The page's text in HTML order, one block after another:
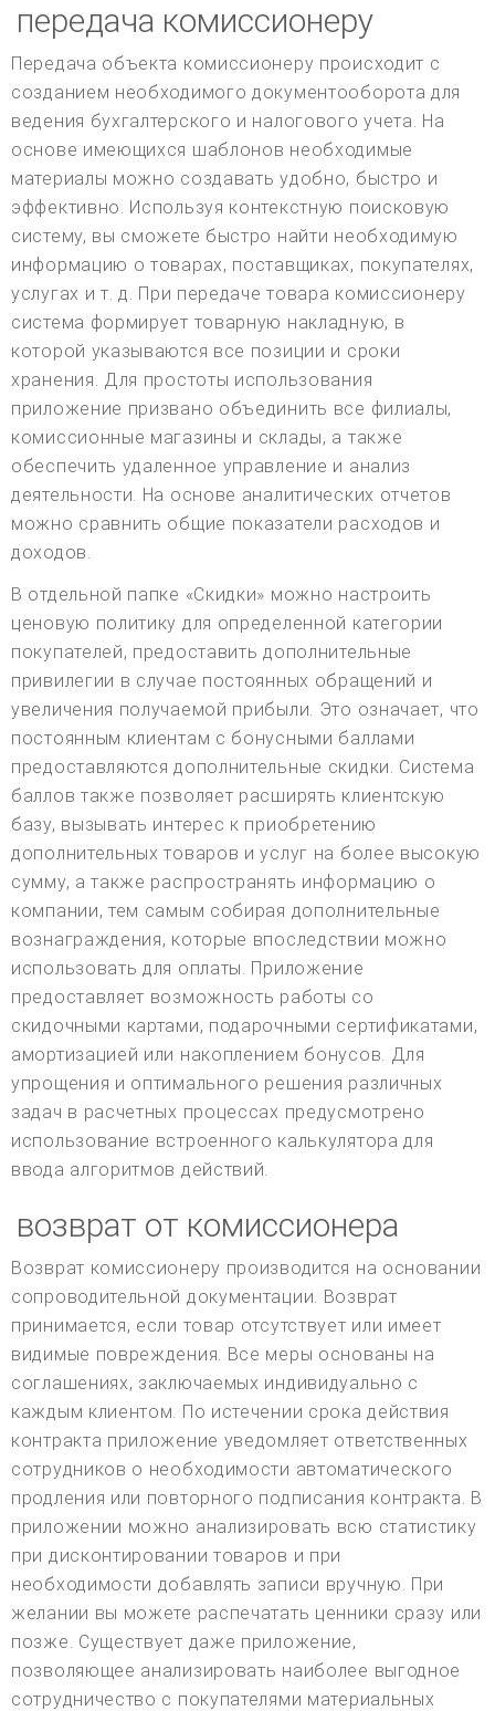
передача комиссионеру
Передача объекта комиссионеру происходит с
созданием необходимого документооборота для
ведения бухгалтерского и налогового учета. На
основе имеющихся шаблонов необходимые
материалы можно создавать удобно, быстро и
эффективно. Используя контекстную поисковую
систему, вы сможете быстро найти необходимую
информацию о товарах, поставщиках, покупателях,
услугах и т. д. При передаче товара комиссионеру
система формирует товарную накладную, в
которой указываются все позиции и сроки
хранения. Для простоты использования
приложение призвано объединить все филиалы,
комиссионные магазины и склады, а также
обеспечить удаленное управление и анализ
деятельности. На основе аналитических отчетов
можно сравнить общие показатели расходов и
доходов.
В отдельной папке «Скидки» можно настроить
ценовую политику для определенной категории
покупателей, предоставить дополнительные
привилегии в случае постоянных обращений и
увеличения получаемой прибыли. Это означает, что
постоянным клиентам с бонусными баллами
предоставляются дополнительные скидки. Система
баллов также позволяет расширять клиентскую
базу, вызывать интерес к приобретению
дополнительных товаров и услуг на более высокую
сумму, а также распространять информацию о
компании, тем самым собирая дополнительные
вознаграждения, которые впоследствии можно
использовать для оплаты. Приложение
предоставляет возможность работы со
скидочными картами, подарочными сертификатами,
амортизацией или накоплением бонусов. Для
упрощения и оптимального решения различных
задач в расчетных процессах предусмотрено
использование встроенного калькулятора для
ввода алгоритмов действий.
возврат от комиссионера
Возврат комиссионеру производится на основании
сопроводительной документации. Возврат
принимается, если товар отсутствует или имеет
видимые повреждения. Все меры основаны на
соглашениях, заключаемых индивидуально с
каждым клиентом. По истечении срока действия
контракта приложение уведомляет ответственных
сотрудников о необходимости автоматического
продления или повторного подписания контракта. В
приложении можно анализировать всю статистику
при дисконтировании товаров и при
необходимости добавлять записи вручную. При
желании вы можете распечатать ценники сразу или
позже. Существует даже приложение,
позволяющее анализировать наиболее выгодное
сотрудничество с покупателями материальных